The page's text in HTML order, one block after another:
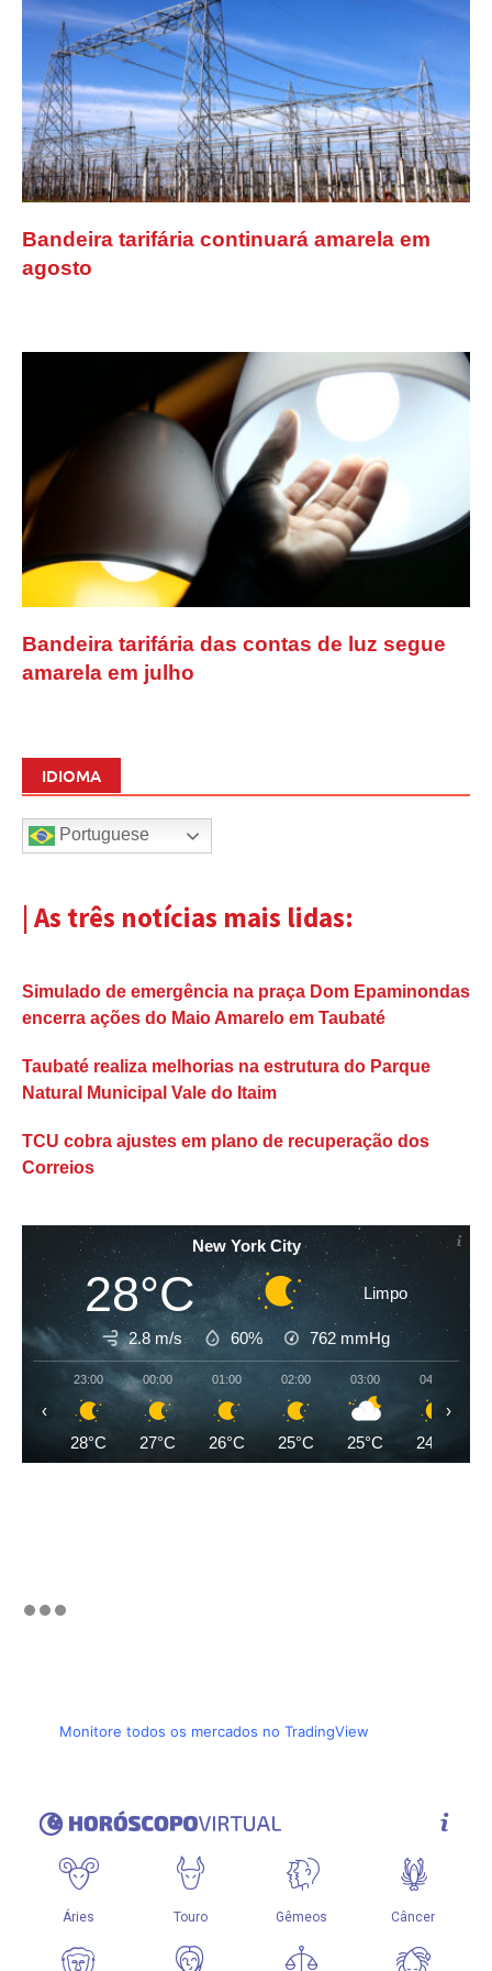
Bandeira tarifária continuará amarela em
agosto
Bandeira tarifária das contas de luz segue
amarela em julho
IDIOMA
Portuguese
| As três notícias mais lidas:
Simulado de emergência na praça Dom Epaminondas
encerra ações do Maio Amarelo em Taubaté
Taubaté realiza melhorias na estrutura do Parque
Natural Municipal Vale do Itaim
TCU cobra ajustes em plano de recuperação dos
Correios
New York City
28°C Limpo
2.8 m/s 60% 762 mmHg
23:00
28°C
00:00
27°C
01:00
26°C
02:00
25°C
03:00
25°C
04:00
24°C
‹ ›
Monitore todos os mercados no TradingView